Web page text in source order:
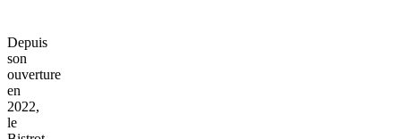
Depuis
son
ouverture
en
2022,
le